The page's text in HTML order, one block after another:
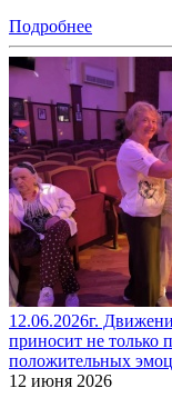
Подробнее
12.06.2026г.
приносит не только
положительных
12 июня 2026